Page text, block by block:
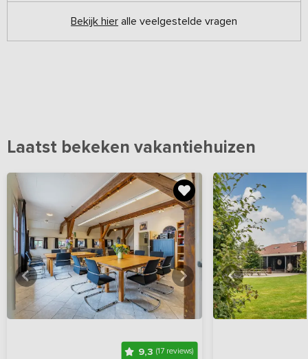
Bekijk hier alle veelgestelde vragen
Laatst bekeken vakantiehuizen
9,3(17 reviews)
Bekijkhieralle foto's Bekijk